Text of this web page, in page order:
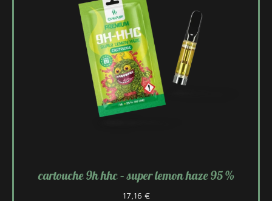
cartouche 9h hhc – super lemon haze 95 %
17,16 €